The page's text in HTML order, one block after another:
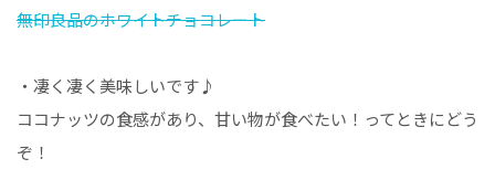
無印良品のホワイトチョコレート
・凄く凄く美味しいです♪
ココナッツの食感があり、甘い物が食べたい！ってときにどう
ぞ！